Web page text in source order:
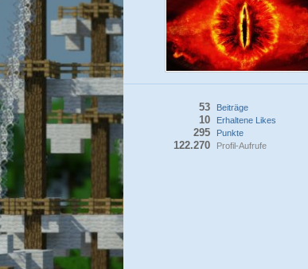
Beiträge
53
Erhaltene Likes
10
Punkte
295
Profil-Aufrufe
122.270